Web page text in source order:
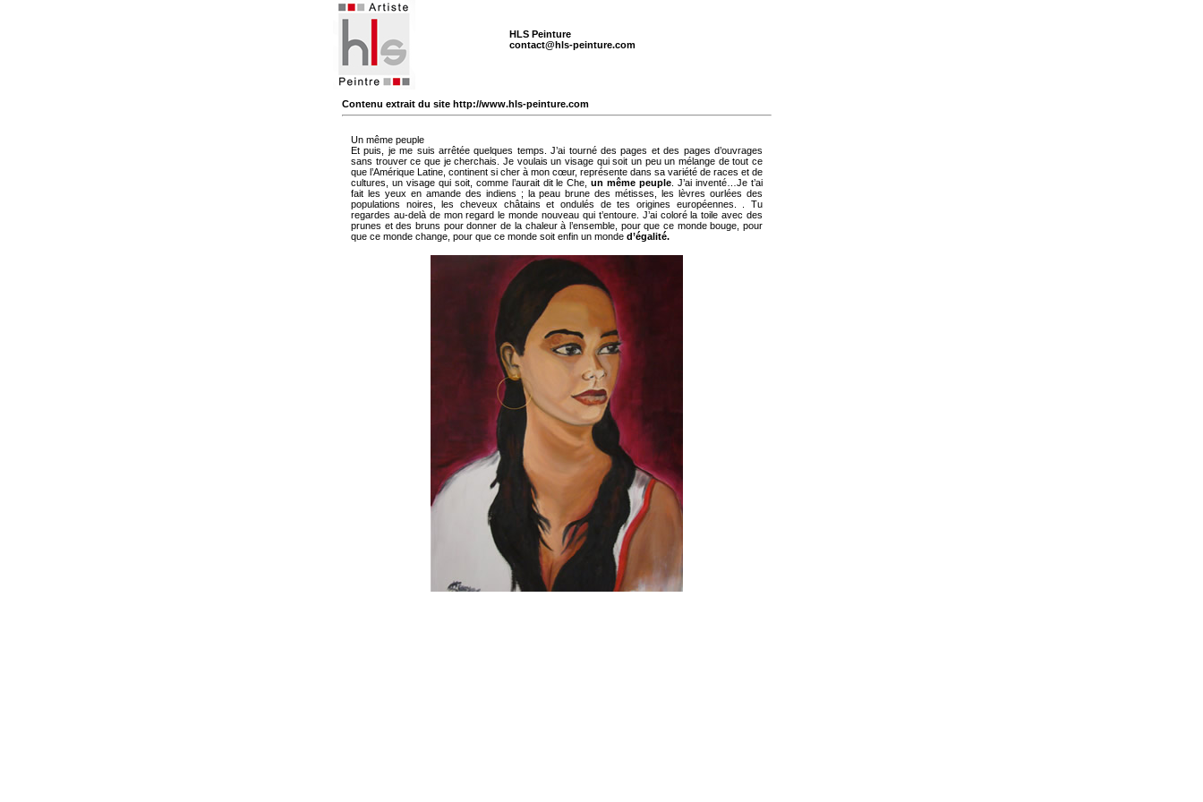
HLS Peinture
contact@hls-peinture.com
Contenu extrait du site http://www.hls-peinture.com
Un même peuple
Et puis, je me suis arrêtée quelques temps. J’ai tourné des pages et des pages d’ouvrages
sans trouver ce que je cherchais. Je voulais un visage qui soit un peu un mélange de tout ce
que l’Amérique Latine, continent si cher à mon cœur, représente dans sa variété de races et de
cultures, un visage qui soit, comme l’aurait dit le Che,un même peuple . J’ai inventé…Je t’ai
fait les yeux en amande des indiens ; la peau brune des métisses, les lèvres ourlées des
populations noires, les cheveux châtains et ondulés de tes origines européennes. . Tu
regardes au-delà de mon regard le monde nouveau qui t’entoure. J’ai coloré la toile avec des
prunes et des bruns pour donner de la chaleur à l’ensemble, pour que ce monde bouge, pour
que ce monde change, pour que ce monde soit enfin un monde d’égalité.